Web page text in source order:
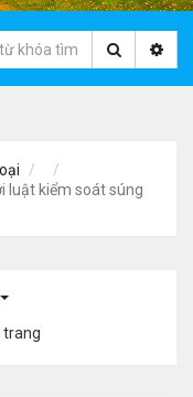
luật kiểm soát súng
trang